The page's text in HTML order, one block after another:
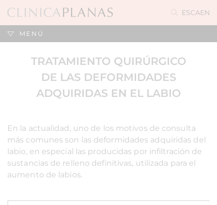
ESCAEN
MENÚ
TRATAMIENTO QUIRÚRGICO
DE LAS DEFORMIDADES
ADQUIRIDAS EN EL LABIO
En la actualidad, uno de los motivos de consulta
más comunes son las deformidades adquiridas del
labio, en especial las producidas por infiltración de
sustancias de relleno definitivas, utilizada para el
aumento de labios.